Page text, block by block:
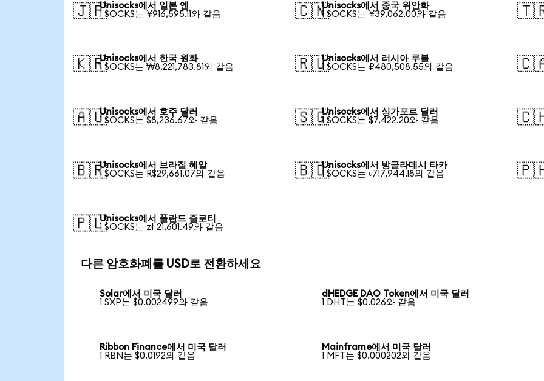
🇯🇵Unisocks에서 일본 엔
1 SOCKS는 ¥916,595.11와 같음
🇨🇳Unisocks에서 중국 위안화
1 SOCKS는 ¥39,062.00와 같음
🇰🇷Unisocks에서 한국 원화
1 SOCKS는 ₩8,221,783.81와 같음
🇷🇺Unisocks에서 러시아 루블
1 SOCKS는 ₽480,508.55와 같음
🇦🇺Unisocks에서 호주 달러
1 SOCKS는 $8,236.67와 같음
🇸🇬Unisocks에서 싱가포르 달러
1 SOCKS는 $7,422.20와 같음
🇧🇷Unisocks에서 브라질 헤알
1 SOCKS는 R$29,661.07와 같음
🇧🇩Unisocks에서 방글라데시 타카
1 SOCKS는 ৳717,944.18와 같음
🇵🇱Unisocks에서 폴란드 즐로티
1 SOCKS는 zł 21,601.49와 같음
다른 암호화폐를 USD로 전환하세요
Solar에서 미국 달러
1 SXP는 $0.002499와 같음
dHEDGE DAO Token에서 미국 달러
1 DHT는 $0.026와 같음
Ribbon Finance에서 미국 달러
1 RBN는 $0.0192와 같음
Mainframe에서 미국 달러
1 MFT는 $0.000202와 같음